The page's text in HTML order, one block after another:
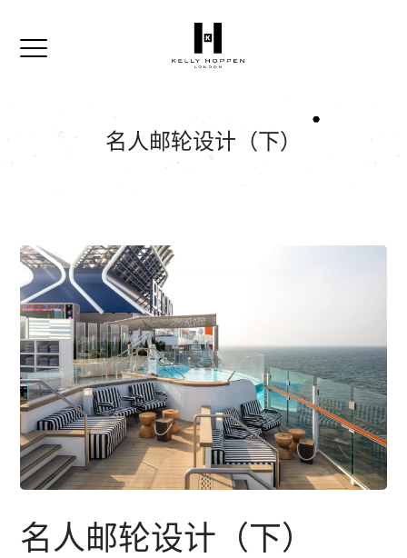
名人邮轮设计（下）
名人邮轮设计（下）